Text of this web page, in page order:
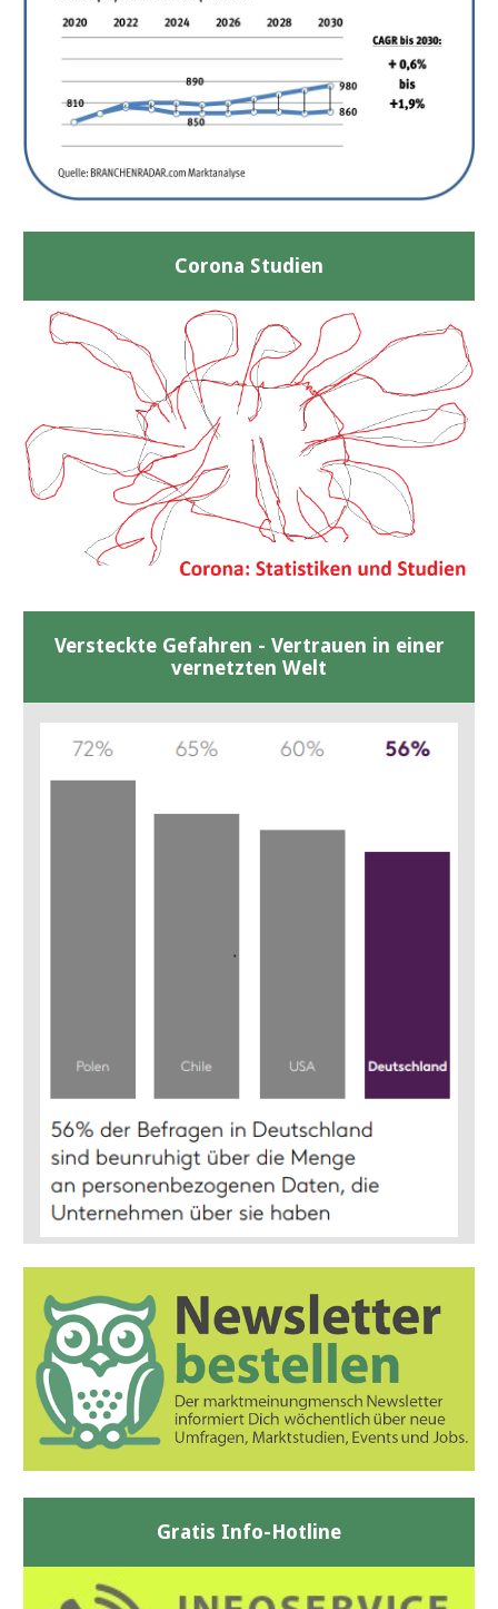
Corona Studien
Versteckte Gefahren - Vertrauen in einer
vernetzten Welt
Gratis Info-Hotline